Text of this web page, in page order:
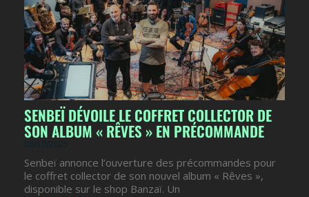
SENBEÏ DÉVOILE LE COFFRET COLLECTOR DE
SON ALBUM « RÊVES » EN PRÉCOMMANDE
06/10/2025
Senbeï annonce l’ouverture des précommandes pour
le coffret collector de son nouvel album « Rêves »,
disponible sur le shop Banzaï. Un